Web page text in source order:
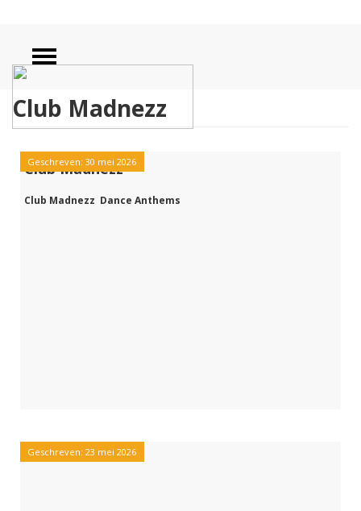
Club Madnezz
Geschreven: 30 mei 2026
Club Madnezz
Club Madnezz Dance Anthems
Geschreven: 23 mei 2026